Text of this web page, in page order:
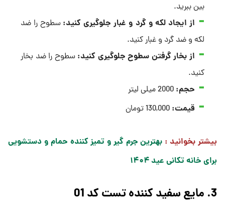
بین ببرید.
از ایجاد لکه و گرد و غبار جلوگیری کنید: سطوح را ضد
لکه و ضد گرد و غبار کنید.
از بخار گرفتن سطوح جلوگیری کنید: سطوح را ضد بخار
کنید.
حجم:
قیمت: 130,000 تومان
بیشتر بخوانید : بهترین جرم گیر و تمیز کننده حمام و دستشویی
برای خانه تکانی عید ۱۴۰۴
3. مایع سفید کننده تست کد 01